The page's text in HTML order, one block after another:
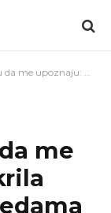
sa uvredama učesnika i šta ju je najviše dotuklo! (VIDEO)
me